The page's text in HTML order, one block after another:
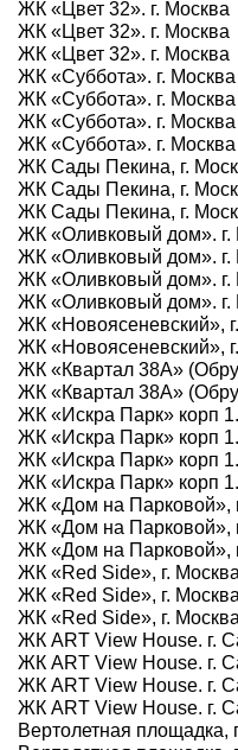
ЖК «Цвет 32». г. Москва
ЖК «Цвет 32». г. Москва
ЖК «Цвет 32». г. Москва
ЖК «Суббота». г. Москва
ЖК «Суббота». г. Москва
ЖК «Суббота». г. Москва
ЖК «Суббота». г. Москва
ЖК Сады Пекина, г.
ЖК Сады Пекина, г.
ЖК Сады Пекина, г.
ЖК «Оливковый дом». г.
ЖК «Оливковый дом». г.
ЖК «Оливковый дом». г.
ЖК «Оливковый дом». г.
ЖК «Новоясеневский»,
ЖК «Новоясеневский»,
ЖК «Квартал 38А»
ЖК «Квартал 38А»
ЖК «Искра Парк» корп 1.
ЖК «Искра Парк» корп 1.
ЖК «Искра Парк» корп 1.
ЖК «Искра Парк» корп 1.
ЖК «Дом на Парковой»,
ЖК «Дом на Парковой»,
ЖК «Дом на Парковой»,
ЖК «Red Side», г. Москва
ЖК «Red Side», г. Москва
ЖК «Red Side», г. Москва
ЖК ART View House. г.
ЖК ART View House. г.
ЖК ART View House. г.
ЖК ART View House. г.
Вертолетная площадка,